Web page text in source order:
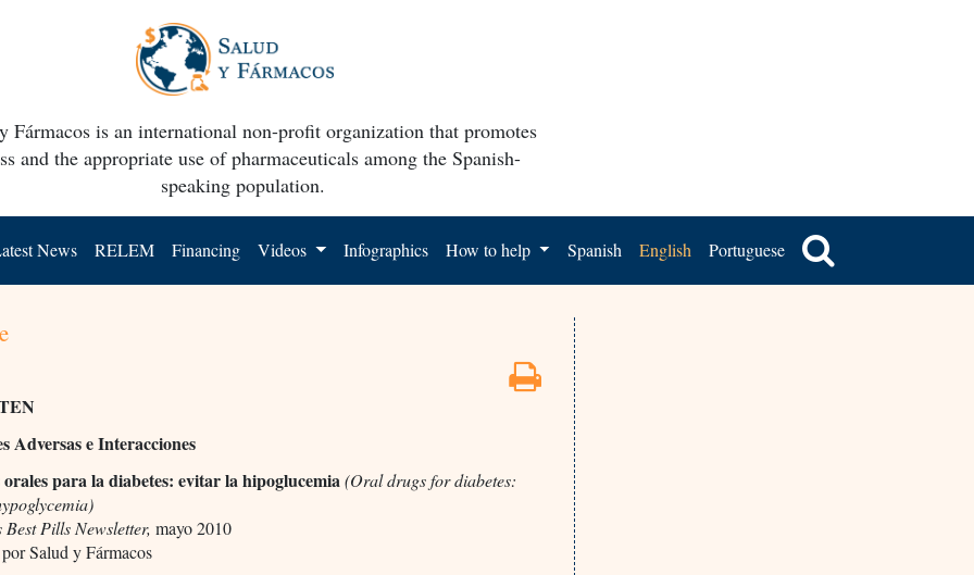
Fármacos is an international non-profit organization that promotes
and the appropriate use of pharmaceuticals among the Spanish-
speaking population.
News RELEM Financing Videos Infographics How to help Spanish English Portuguese
Adversas e Interacciones
orales para la diabetes: evitar la hipoglucemia(Oral drugs for diabetes:
Best Pills Newsletter, mayo 2010
Salud y Fármacos